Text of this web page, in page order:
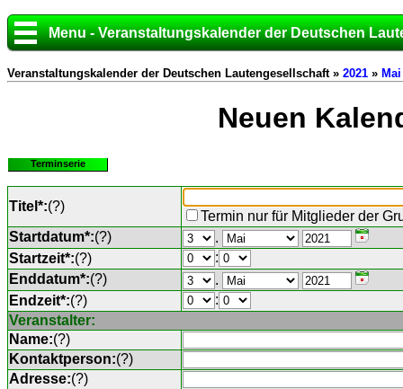
Menu - Veranstaltungskalender der Deutschen
Veranstaltungskalender der Deutschen Lautengesellschaft » 2021 » Mai
Neuen
Terminserie
Titel*:(?)
Termin nur für Mitglieder der
Startdatum*:(?)
.
Startzeit*:(?)
:
Enddatum*:(?)
.
Endzeit*:(?)
:
Veranstalter:
Name:(?)
Kontaktperson:(?)
Adresse:(?)